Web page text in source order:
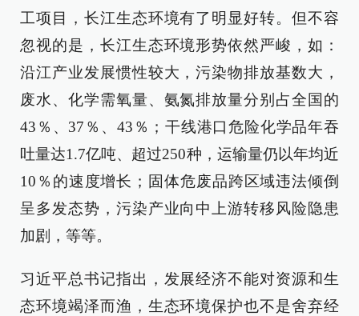
工项目，长江生态环境有了明显好转。但不容
忽视的是，长江生态环境形势依然严峻，如：
沿江产业发展惯性较大，污染物排放基数大，
废水、化学需氧量、氨氮排放量分别占全国的
43％、37％、43％；干线港口危险化学品年吞
吐量达1.7亿吨、超过250种，运输量仍以年均近
10％的速度增长；固体危废品跨区域违法倾倒
呈多发态势，污染产业向中上游转移风险隐患
加剧，等等。
习近平总书记指出，发展经济不能对资源和生
态环境竭泽而渔，生态环境保护也不是舍弃经